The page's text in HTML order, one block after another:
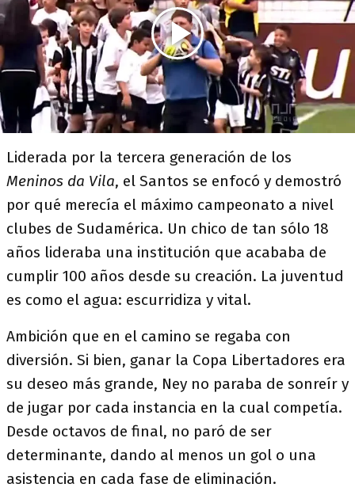
Liderada por la tercera generación de los
Meninos da Vila, el Santos se enfocó y demostró
por qué merecía el máximo campeonato a nivel
clubes de Sudamérica. Un chico de tan sólo 18
años lideraba una institución que acababa de
cumplir 100 años desde su creación. La juventud
es como el agua: escurridiza y vital.
Ambición que en el camino se regaba con
diversión. Si bien, ganar la Copa Libertadores era
su deseo más grande, Ney no paraba de sonreír y
de jugar por cada instancia en la cual competía.
Desde octavos de final, no paró de ser
determinante, dando al menos un gol o una
asistencia en cada fase de eliminación.